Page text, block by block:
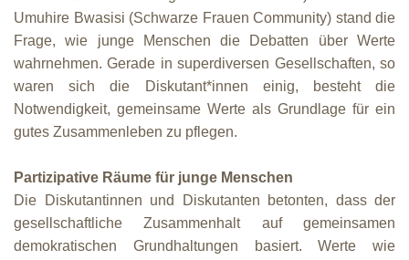
Umuhire Bwasisi (Schwarze Frauen Community) stand die
Frage, wie junge Menschen die Debatten über Werte
wahrnehmen. Gerade in superdiversen Gesellschaften, so
waren sich die Diskutant*innen einig, besteht die
Notwendigkeit, gemeinsame Werte als Grundlage für ein
gutes Zusammenleben zu pflegen.
Partizipative Räume für junge Menschen
Die Diskutantinnen und Diskutanten betonten, dass der
gesellschaftliche Zusammenhalt auf gemeinsamen
demokratischen Grundhaltungen basiert. Werte wie